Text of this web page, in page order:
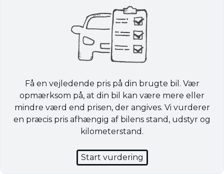
Få en vejledende pris på din brugte bil. Vær
opmærksom på, at din bil kan være mere eller
mindre værd end prisen, der angives. Vi vurderer
en præcis pris afhængig af bilens stand, udstyr og
kilometerstand.
Start vurdering